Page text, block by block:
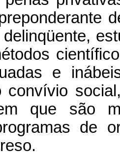
e
convívio
que são
de